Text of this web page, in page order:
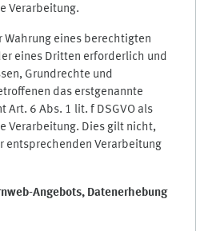
Verarbeitung.
Wahrung eines berechtigten
eines Dritten erforderlich und
Grundrechte und
das erstgenannte
Art. 6 Abs. 1 lit. f DSGVO als
Verarbeitung. Dies gilt nicht,
entsprechenden Verarbeitung
Angebots, Datenerhebung